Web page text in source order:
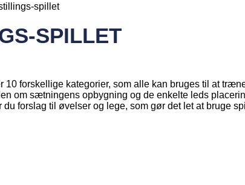
spillet
SPILLET
10 forskellige kategorier, som alle kan bruges til at
om sætningens opbygning og de enkelte leds
du forslag til øvelser og lege, som gør det let at bruge